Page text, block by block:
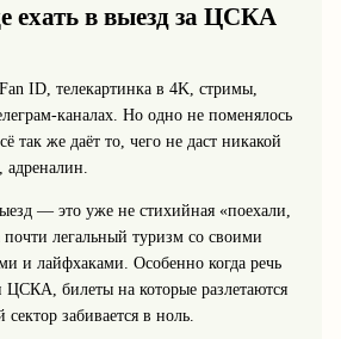
ехать в выезд за ЦСКА
ID, телекартинка в 4K, стримы,
каналах. Но одно не поменялось
же даёт то, чего не даст никакой
адреналин.
— это уже не стихийная «поехали,
почти легальный туризм со своими
и лайфхаками. Особенно когда речь
билеты на которые разлетаются
сектор забивается в ноль.